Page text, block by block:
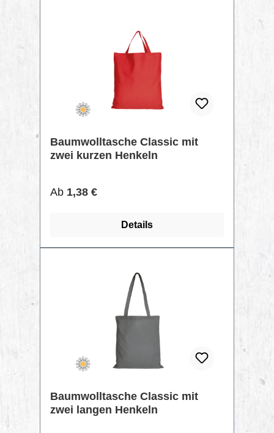
Baumwolltasche Classic mit
zwei kurzen Henkeln
Regulärer Preis:
Ab 1,38 €
Details
Baumwolltasche Classic mit
zwei langen Henkeln